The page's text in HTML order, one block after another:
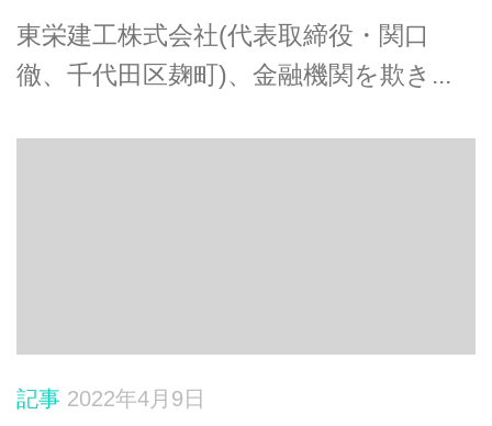
東栄建工株式会社(代表取締役・関口
徹、千代田区麹町)、金融機関を欺き...
記事 2022年4月9日